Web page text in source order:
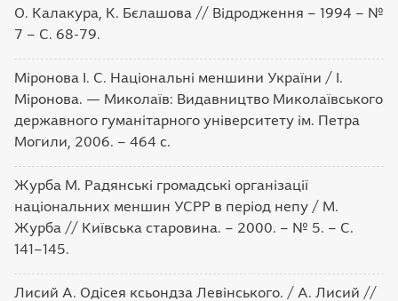
О. Калакура, К. Бєлашова // Відродження – 1994 – №
7 – С. 68-79.
Міронова І. С. Національні меншини України / І.
Міронова. — Миколаїв: Видавництво Миколаївського
державного гуманітарного університету ім. Петра
Могили, 2006. – 464 с.
Журба М. Радянські громадські організації
національних меншин УСРР в період непу / М.
Журба // Київська старовина. – 2000. – № 5. – С.
141–145.
Лисий А. Одісея ксьондза Левінського. / А. Лисий //